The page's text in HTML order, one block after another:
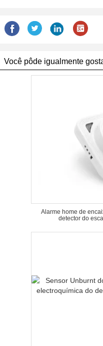
Você pôde igualmente
Alarme home de
detector do